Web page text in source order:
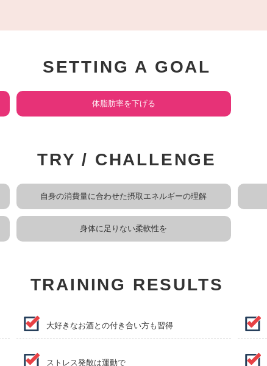
SETTING A GOAL
体脂肪率を下げる
TRY / CHALLENGE
自身の消費量に合わせた摂取エネルギーの理解
身体に足りない柔軟性を
TRAINING RESULTS
大好きなお酒との付き合い方も習得
ストレス発散は運動で